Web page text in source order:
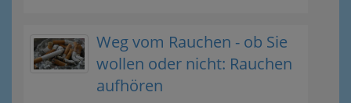
Weg vom Rauchen - ob Sie
wollen oder nicht: Rauchen
aufhören